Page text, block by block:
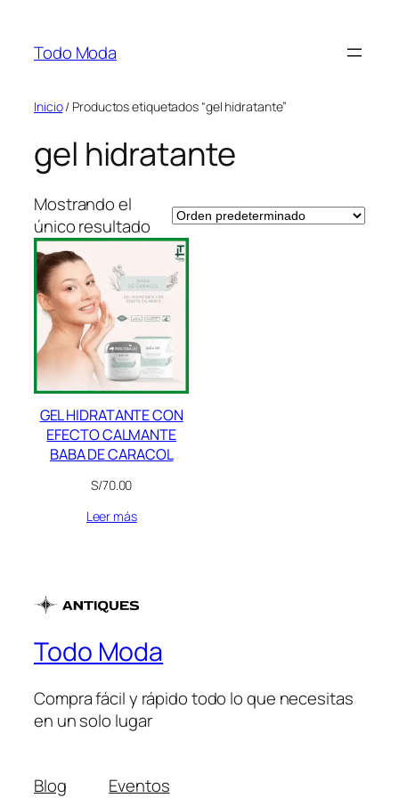
contenido
Todo Moda
Inicio/ Productos etiquetados “gel hidratante”
gel hidratante
Mostrando el
único resultado
GEL HIDRATANTE CON
EFECTO CALMANTE
BABA DE CARACOL
S/70.00
Leer más
Todo Moda
Compra fácil y rápido todo lo que necesitas
en un solo lugar
Blog
Eventos